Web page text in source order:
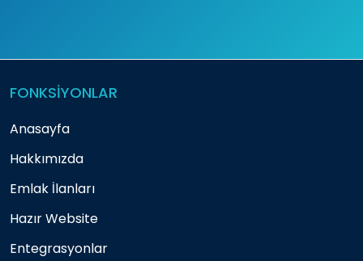
FONKSİYONLAR
Anasayfa
Hakkımızda
Emlak İlanları
Hazır Website
Entegrasyonlar